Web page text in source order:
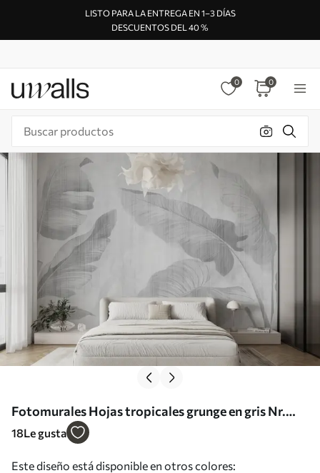
LISTO PARA LA ENTREGA EN 1–3 DÍAS
DESCUENTOS DEL 40 %
0 0
Fotomurales Hojas tropicales grunge en gris Nr.
u00299v3
18Le gusta
Este diseño está disponible en otros colores: